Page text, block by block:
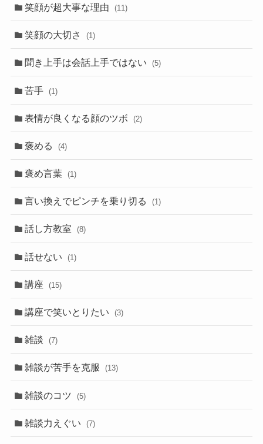
笑顔が超大事な理由 (11)
笑顔の大切さ (1)
聞き上手は会話上手ではない (5)
苦手 (1)
表情が良くなる顔のツボ (2)
褒める (4)
褒め言葉 (1)
言い換えでピンチを乗り切る (1)
話し方教室 (8)
話せない (1)
講座 (15)
講座で笑いとりたい (3)
雑談 (7)
雑談が苦手を克服 (13)
雑談のコツ (5)
雑談力えぐい (7)